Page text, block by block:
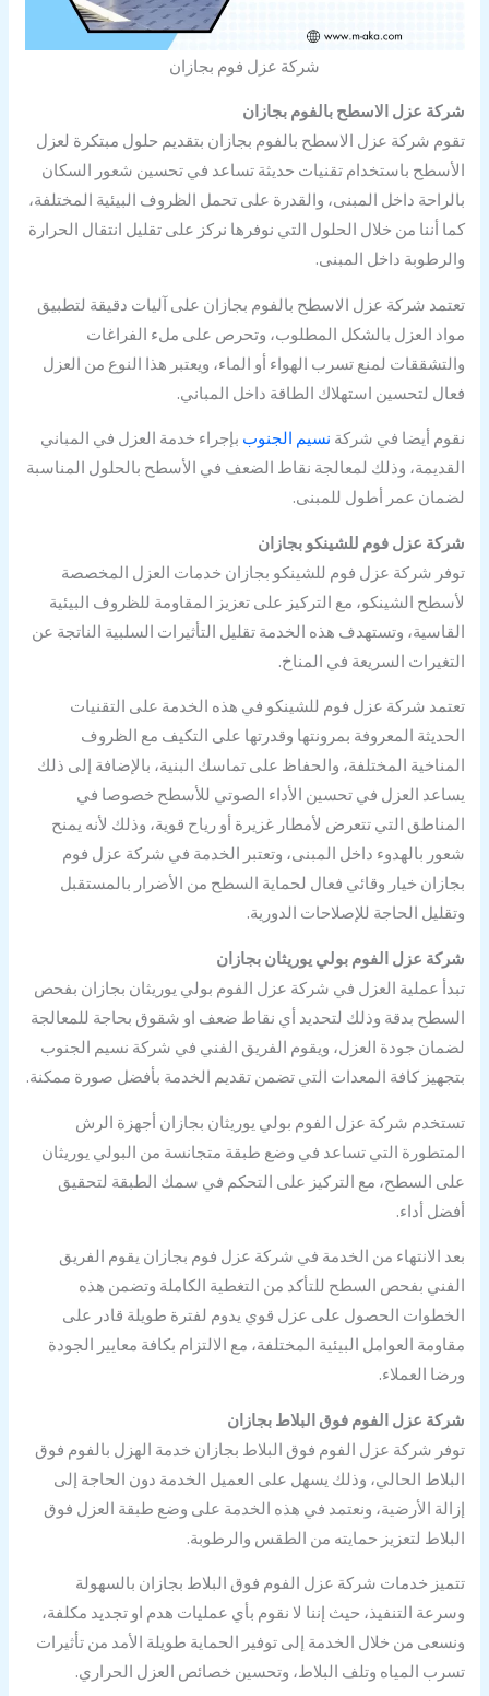
شركة عزل فوم بجازان
شركة عزل الاسطح بالفوم بجازان
تقوم شركة عزل الاسطح بالفوم بجازان بتقديم حلول مبتكرة لعزل
الأسطح باستخدام تقنيات حديثة تساعد في تحسين شعور السكان
بالراحة داخل المبنى، والقدرة على تحمل الظروف البيئية المختلفة،
كما أننا من خلال الحلول التي نوفرها نركز على تقليل انتقال الحرارة
والرطوبة داخل المبنى.
تعتمد شركة عزل الاسطح بالفوم بجازان على آليات دقيقة لتطبيق
مواد العزل بالشكل المطلوب، وتحرص على ملء الفراغات
والتشققات لمنع تسرب الهواء أو الماء، ويعتبر هذا النوع من العزل
فعال لتحسين استهلاك الطاقة داخل المباني.
نقوم أيضا في شركة نسيم الجنوب بإجراء خدمة العزل في المباني
القديمة، وذلك لمعالجة نقاط الضعف في الأسطح بالحلول المناسبة
لضمان عمر أطول للمبنى.
شركة عزل فوم للشينكو بجازان
توفر شركة عزل فوم للشينكو بجازان خدمات العزل المخصصة
لأسطح الشينكو، مع التركيز على تعزيز المقاومة للظروف البيئية
القاسية، وتستهدف هذه الخدمة تقليل التأثيرات السلبية الناتجة عن
التغيرات السريعة في المناخ.
تعتمد شركة عزل فوم للشينكو في هذه الخدمة على التقنيات
الحديثة المعروفة بمرونتها وقدرتها على التكيف مع الظروف
المناخية المختلفة، والحفاظ على تماسك البنية، بالإضافة إلى ذلك
يساعد العزل في تحسين الأداء الصوتي للأسطح خصوصا في
المناطق التي تتعرض لأمطار غزيرة أو رياح قوية، وذلك لأنه يمنح
شعور بالهدوء داخل المبنى، وتعتبر الخدمة في شركة عزل فوم
بجازان خيار وقائي فعال لحماية السطح من الأضرار بالمستقبل
وتقليل الحاجة للإصلاحات الدورية.
شركة عزل الفوم بولي يوريثان بجازان
تبدأ عملية العزل في شركة عزل الفوم بولي يوريثان بجازان بفحص
السطح بدقة وذلك لتحديد أي نقاط ضعف او شقوق بحاجة للمعالجة
لضمان جودة العزل، ويقوم الفريق الفني في شركة نسيم الجنوب
بتجهيز كافة المعدات التي تضمن تقديم الخدمة بأفضل صورة ممكنة.
تستخدم شركة عزل الفوم بولي يوريثان بجازان أجهزة الرش
المتطورة التي تساعد في وضع طبقة متجانسة من البولي يوريثان
على السطح، مع التركيز على التحكم في سمك الطبقة لتحقيق
أفضل أداء.
بعد الانتهاء من الخدمة في شركة عزل فوم بجازان يقوم الفريق
الفني بفحص السطح للتأكد من التغطية الكاملة وتضمن هذه
الخطوات الحصول على عزل قوي يدوم لفترة طويلة قادر على
مقاومة العوامل البيئية المختلفة، مع الالتزام بكافة معايير الجودة
ورضا العملاء.
شركة عزل الفوم فوق البلاط بجازان
توفر شركة عزل الفوم فوق البلاط بجازان خدمة الهزل بالفوم فوق
البلاط الحالي، وذلك يسهل على العميل الخدمة دون الحاجة إلى
إزالة الأرضية، ونعتمد في هذه الخدمة على وضع طبقة العزل فوق
البلاط لتعزيز حمايته من الطقس والرطوبة.
تتميز خدمات شركة عزل الفوم فوق البلاط بجازان بالسهولة
وسرعة التنفيذ، حيث إننا لا نقوم بأي عمليات هدم او تجديد مكلفة،
ونسعى من خلال الخدمة إلى توفير الحماية طويلة الأمد من تأثيرات
تسرب المياه وتلف البلاط، وتحسين خصائص العزل الحراري.